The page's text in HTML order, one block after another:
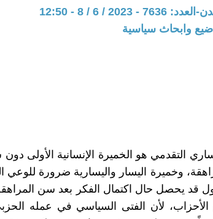
- 2023 / 6 / 8 - 12:50
وابحاث سياسية
التقدمي هو الخميرة الإنسانية
وخميرة اليسار واليسارية ضرورة
قد يحصل حال اكتمال الفكر بعد سن
لأن الفتى السياسي في عمله